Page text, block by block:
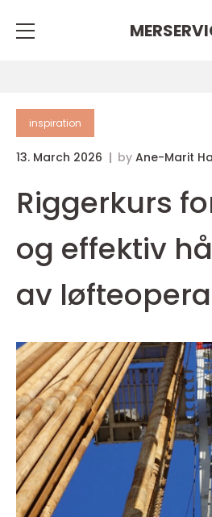
inspiration
13. March 2026 by Ane-Marit
Riggerkurs
og effektiv
av